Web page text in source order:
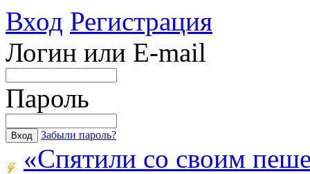
Вход Регистрация
Логин или E-mail
Пароль
Забыли пароль?
«Спятили со своим